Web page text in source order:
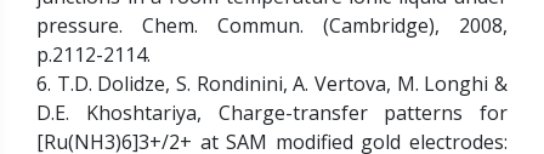
pressure. Chem. Commun. (Cambridge), 2008,
p.2112-2114.
6. T.D. Dolidze, S. Rondinini, A. Vertova, M. Longhi &
D.E. Khoshtariya, Charge-transfer patterns for
[Ru(NH3)6]3+/2+ at SAM modified gold electrodes: